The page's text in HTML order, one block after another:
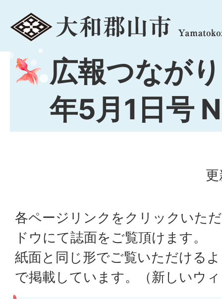
menu
広報つなが
年5月1日号
各ページリンクをクリックいた
ドウにて誌面をご覧頂けます。
紙面と同じ形でご覧いただける
で掲載しています。（新しいウ